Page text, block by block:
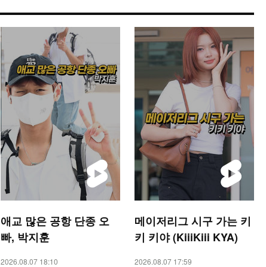
애교 많은 공항 단종 오
빠, 박지훈
2026.08.07 18:10
메이저리그 시구 가는 키
키 키야 (KiiiKiii KYA)
2026.08.07 17:59